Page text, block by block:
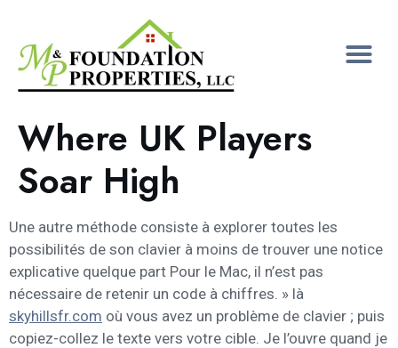
Where UK Players
Soar High
Une autre méthode consiste à explorer toutes les
possibilités de son clavier à moins de trouver une notice
explicative quelque part Pour le Mac, il n’est pas
nécessaire de retenir un code à chiffres. » là
skyhillsfr.com où vous avez un problème de clavier ; puis
copiez-collez le texte vers votre cible. Je l’ouvre quand je